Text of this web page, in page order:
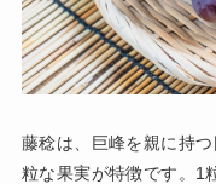
藤稔は、巨峰を親に持
粒な果実が特徴です。1